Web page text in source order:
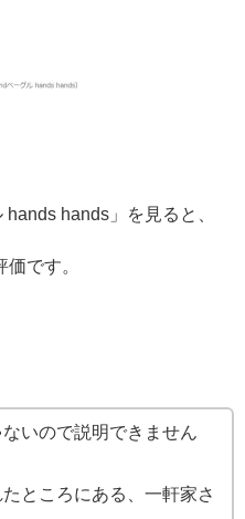
hands」を見ると、
です。
いので説明できません
ところにある、一軒家さ